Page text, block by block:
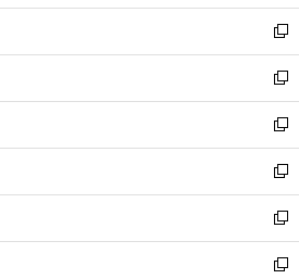
ウ
ィ
ン
ド
ウ
で
開
く
し
い
ウ
ィ
ン
ド
ウ
で
開
く
新
し
い
ウ
ィ
ン
ド
ウ
で
開
く
新
し
い
ウ
ィ
ン
ド
ウ
で
新
し
い
ウ
ィ
ン
ド
新
し
い
ウ
ィ
新
し
い
新